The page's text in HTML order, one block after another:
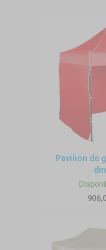
Pavilion de